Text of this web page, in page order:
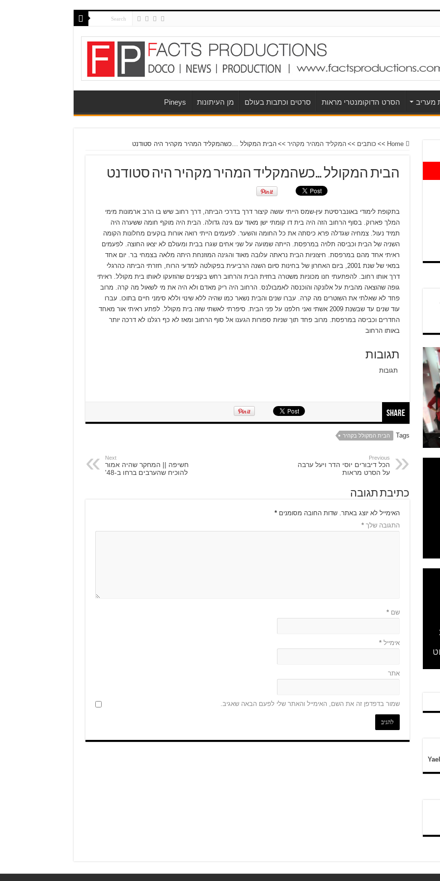
מעריב הסרט הדוקומנטרי מראות סרטים וכתבות בעולם מן העיתונות Pineys
Home
>> כותבים >> המקליד המהיר מקהיר >> הבית המקולל …כשהמקליד המהיר מקהיר היה סטודנט
הבית המקולל …כשהמקליד המהיר מקהיר היה סטודנט
בתקופת לימודי באונברסיטת עין-שמס הייתי עושה קיצור דרך בדרכי הביתה, דרך רחוב שיש בו הרב ארמונות מימי
המלך פארוק. בסוף הרחוב הזה היה בית דו קומתי ישן מאוד עם גינה גדולה. הבית היה מוקף חומה ששערה היה
תמיד נעול. צמחיה שגדלה פרא כיסתה את כל החומה והשער. לפעמים הייתי רואה אורות בוקעים מחלונות הקומה
השניה של הבית וכביסה תלויה במרפסת. הייתה שמועה על שני אחים שגרו בבית ומעולם לא יצאו החוצה. לפעמים
ראיתי אחד מהם במרפסת. חיצוניות הבית נראתה עלובה מאוד והגינה המוזנחת היתה מלאה בצמחי בר. יום אחד
במאי של שנת 2001, ביום האחרון של בחינות סיום השנה הרביעית בפקולטה למדעי הרוח, חזרתי הביתה כהרגלי
דרך אותו רחוב. להפתעתי חנו מכוניות משטרה בחזית הבית והרחוב רחש בקצינים שהוזעקו לאותו בית מקולל. ראיתי
גופה שהוצאה מהבית על אלונקה והוכנסה לאמבולנס. הרחוב היה ריק מאדם ולא היה את מי לשאול מה קרה. מרוב
פחד לא שאלתי את השוטרים מה קרה. עברו שנים והבית נשאר כמו שהיה ללא שינוי וללא סימני חיים בתוכו. עברו
עוד שנים עד שבשנת 2009 אשתי ואני חלפנו על פני הבית. סיפרתי לאשתי שזה בית מקולל. לפתע ראיתי אור מאחד
החדרים וכביסה במרפסת. מרוב פחד תוך שניות ספורות הגענו אל סוף הרחוב ומאז לא כף רגלנו לא דרכה יותר
באותו הרחוב
תגובות
תגובות
Share
Tags הבית המקולל בקהיר
Previous
הכל דיבורים יוסי הדר ויעל ערבה
על הסרט מראות
Next
חשיפה || המחקר שהיה אמור
להוכיח שהערבים ברחו ב-48'
כתיבת תגובה
האימייל לא יוצג באתר. שדות החובה מסומנים*
התגובה שלך*
שם*
אימייל*
אתר
שמור בדפדפן זה את השם, האימייל והאתר שלי לפעם הבאה שאגיב.